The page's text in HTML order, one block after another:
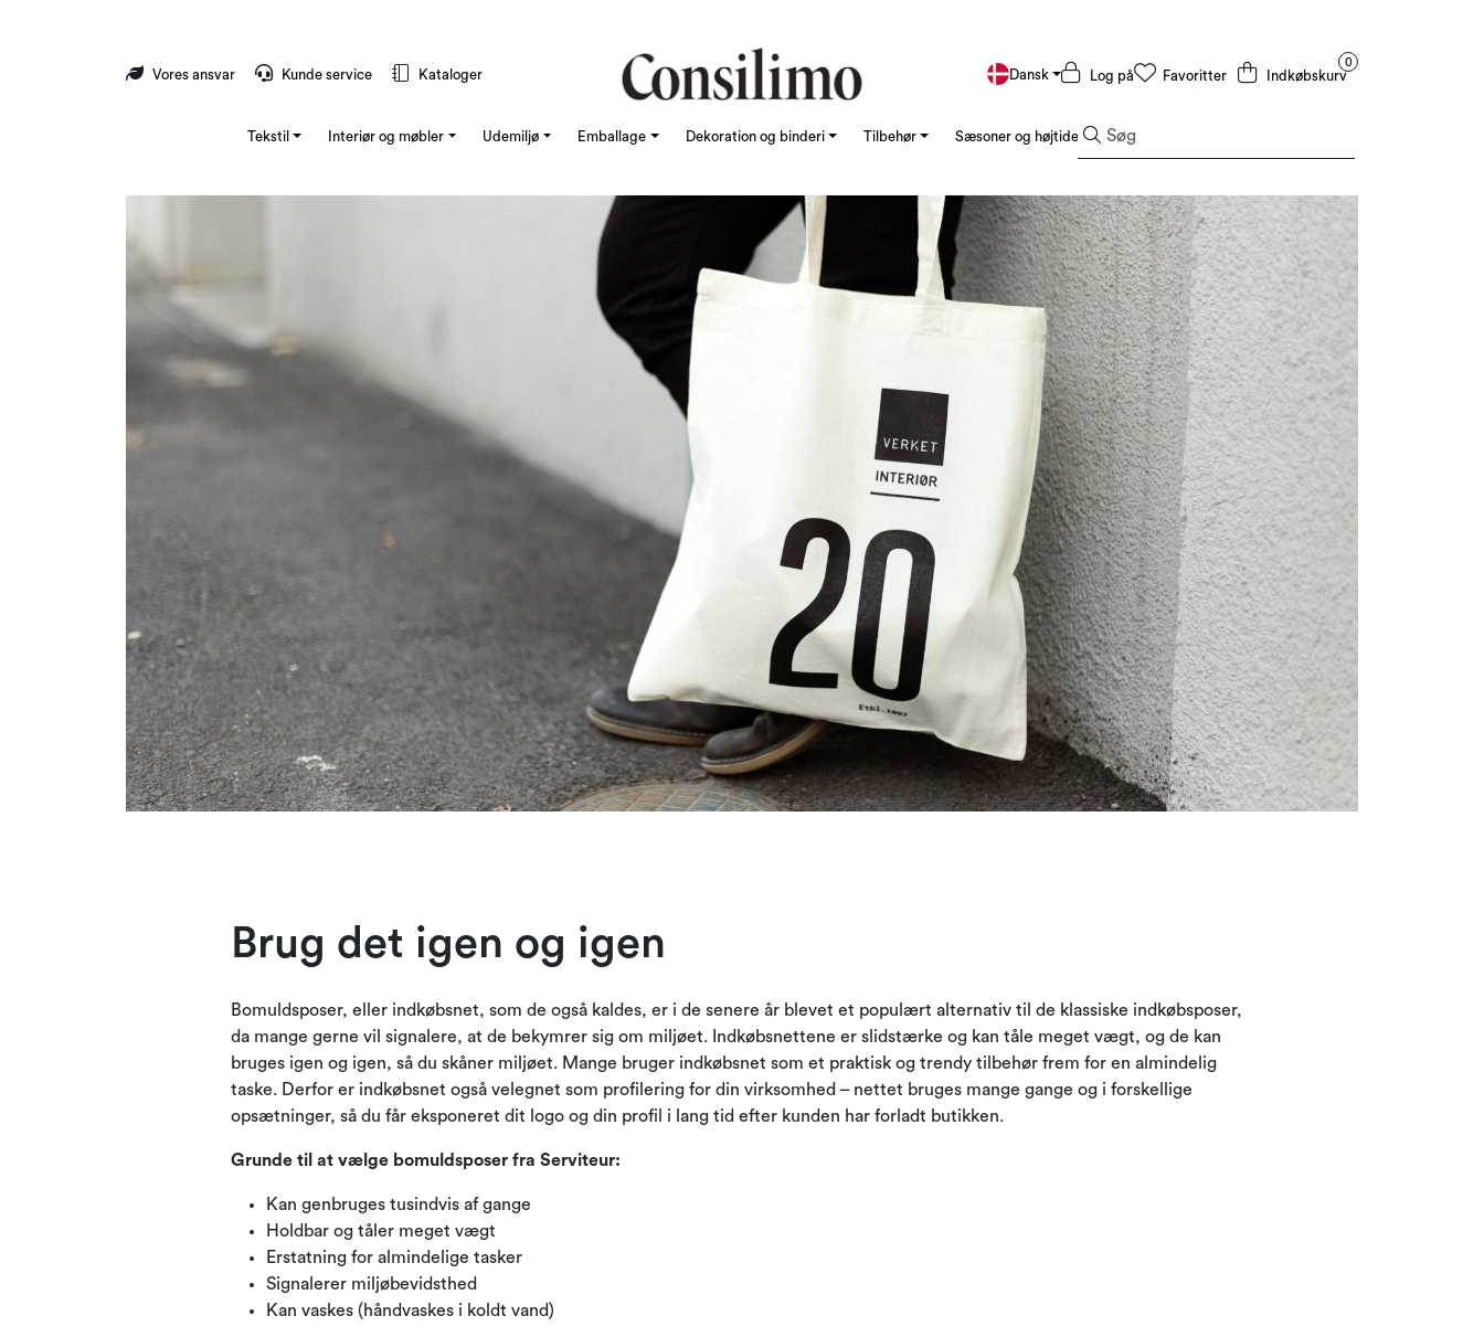
Vores ansvar Kunde service Kataloger Dansk Log på Favoritter
0
Indkøbskurv
Tekstil Interiør og møbler Udemiljø Emballage Dekoration og binderi Tilbehør Sæsoner og højtider Tilbud og outlet
Brug det igen og igen
Bomuldsposer, eller indkøbsnet, som de også kaldes, er i de senere år blevet et populært alternativ til de klassiske indkøbsposer,
da mange gerne vil signalere, at de bekymrer sig om miljøet. Indkøbsnettene er slidstærke og kan tåle meget vægt, og de kan
bruges igen og igen, så du skåner miljøet. Mange bruger indkøbsnet som et praktisk og trendy tilbehør frem for en almindelig
taske. Derfor er indkøbsnet også velegnet som profilering for din virksomhed – nettet bruges mange gange og i forskellige
opsætninger, så du får eksponeret dit logo og din profil i lang tid efter kunden har forladt butikken.
Grunde til at vælge bomuldsposer fra Serviteur:
Kan genbruges tusindvis af gange
Holdbar og tåler meget vægt
Erstatning for almindelige tasker
Signalerer miljøbevidsthed
Kan vaskes (håndvaskes i koldt vand)